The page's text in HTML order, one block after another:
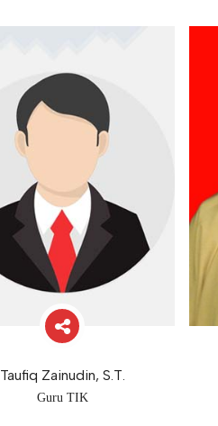
Taufiq Zainudin, S.T.
Guru TIK